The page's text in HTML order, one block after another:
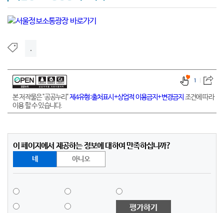
.
본 저작물은 "공공누리"제4유형:출처표시+상업적 이용금지+변경금지 조건에 따라
이용 할 수 있습니다.
1
이 페이지에서 제공하는 정보에 대하여 만족하십니까?
네 아니오
평가하기